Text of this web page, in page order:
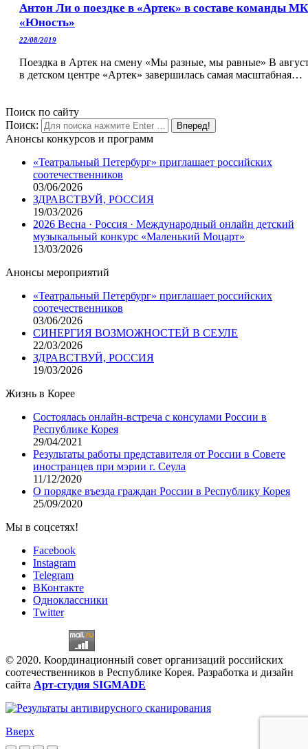
Антон Ли о поездке в «Артек» в составе команды МК
«Юность»
22/08/2019
Поездка в Артек на смену «Мы разные, мы равные» В
в детском центре «Артек» завершилась самая масштабная…
Поиск по сайту
Поиск:
Анонсы конкурсов и программ
«Театральный Петербург» приглашает российских
соотечественников
03/06/2026
ЗДРАВСТВУЙ, РОССИЯ
19/03/2026
2026 Весна · Россия · Международный онлайн детский
музыкальный конкурс «Маленький Моцарт»
13/03/2026
Анонсы мероприятий
«Театральный Петербург» приглашает российских
соотечественников
03/06/2026
СИНЕРГИЯ ВОЗМОЖНОСТЕЙ В СЕУЛЕ
22/03/2026
ЗДРАВСТВУЙ, РОССИЯ
19/03/2026
Жизнь в Корее
Состоялась онлайн-встреча с консулами России в
Республике Корея
29/04/2021
Результаты работы представителя от России в Совете
иностранцев при мэрии г. Сеула
11/12/2020
О порядке въезда граждан России в Республику Корея
25/09/2020
Мы в соцсетях!
Facebook
Instagram
Telegram
ВКонтакте
Одноклассники
Twitter
© 2020. Координационный совет организаций российских
соотечественников в Республике Корея. Разработка и дизайн
сайта Арт-студия SIGMADE
Вверх